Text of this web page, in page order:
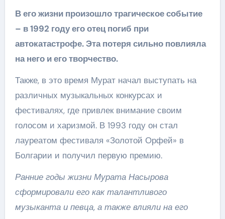
В его жизни произошло трагическое событие
– в 1992 году его отец погиб при
автокатастрофе. Эта потеря сильно повлияла
на него и его творчество.
Также, в это время Мурат начал выступать на
различных музыкальных конкурсах и
фестивалях, где привлек внимание своим
голосом и харизмой. В 1993 году он стал
лауреатом фестиваля «Золотой Орфей» в
Болгарии и получил первую премию.
Ранние годы жизни Мурата Насырова
сформировали его как талантливого
музыканта и певца, а также влияли на его